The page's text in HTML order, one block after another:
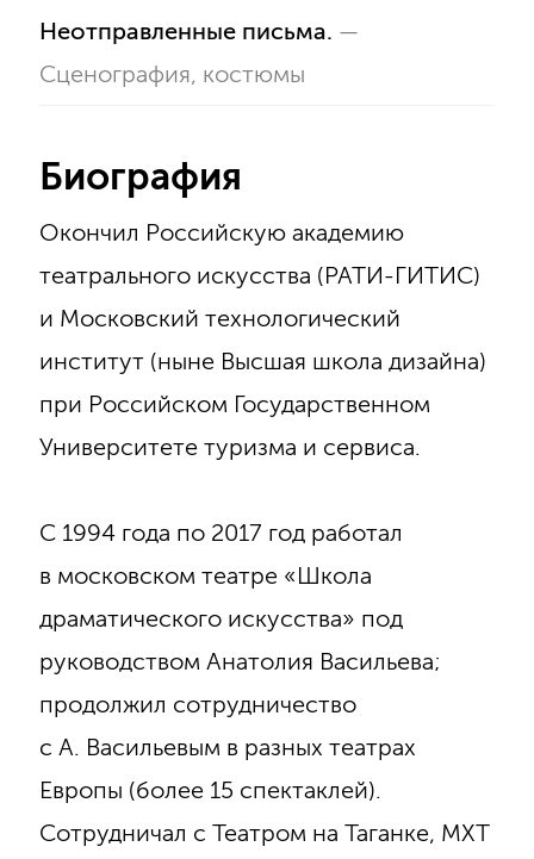
Неотправленные письма. —
Сценография, костюмы
Биография
Окончил Российскую академию
театрального искусства (РАТИ-ГИТИС)
и Московский технологический
институт (ныне Высшая школа дизайна)
при Российском Государственном
Университете туризма и сервиса.
С 1994 года по 2017 год работал
в московском театре «Школа
драматического искусства» под
руководством Анатолия Васильева;
продолжил сотрудничество
с А. Васильевым в разных театрах
Европы (более 15 спектаклей).
Сотрудничал с Театром на Таганке, МХТ